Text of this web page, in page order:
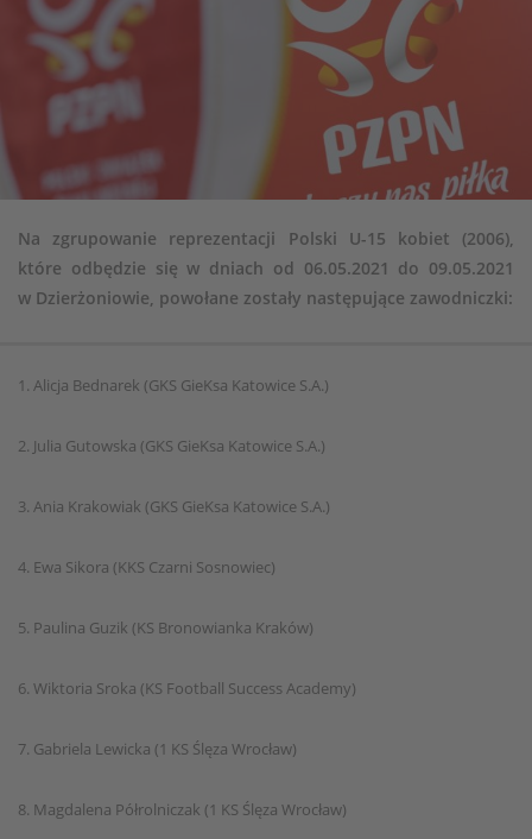
Na zgrupowanie reprezentacji Polski U-15 kobiet (2006),
które odbędzie się w dniach od 06.05.2021 do 09.05.2021
w Dzierżoniowie, powołane zostały następujące zawodniczki:
1. Alicja Bednarek (GKS GieKsa Katowice S.A.)
2. Julia Gutowska (GKS GieKsa Katowice S.A.)
3. Ania Krakowiak (GKS GieKsa Katowice S.A.)
4. Ewa Sikora (KKS Czarni Sosnowiec)
5. Paulina Guzik (KS Bronowianka Kraków)
6. Wiktoria Sroka (KS Football Success Academy)
7. Gabriela Lewicka (1 KS Ślęza Wrocław)
8. Magdalena Półrolniczak (1 KS Ślęza Wrocław)